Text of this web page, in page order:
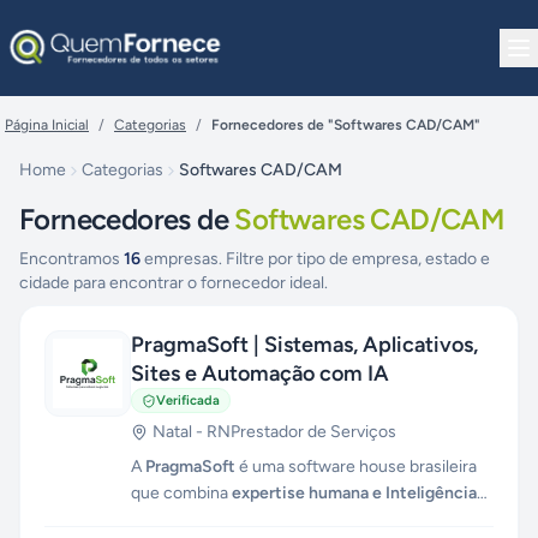
Página Inicial / Categorias / Fornecedores de "Softwares CAD/CAM"
Home Categorias Softwares CAD/CAM
Fornecedores deSoftwares CAD/CAM
Encontramos 16empresas. Filtre por tipo de empresa, estado e
cidade para encontrar o fornecedor ideal.
PragmaSoft | Sistemas, Aplicativos,
Sites e Automação com IA
Verificada
Natal - RNPrestador de Serviços
A PragmaSoft é uma software house brasileira
que combinaexpertise humana e Inteligência